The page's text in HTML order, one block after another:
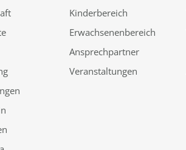
Kinderbereich
Erwachsenenbereich
Ansprechpartner
Veranstaltungen